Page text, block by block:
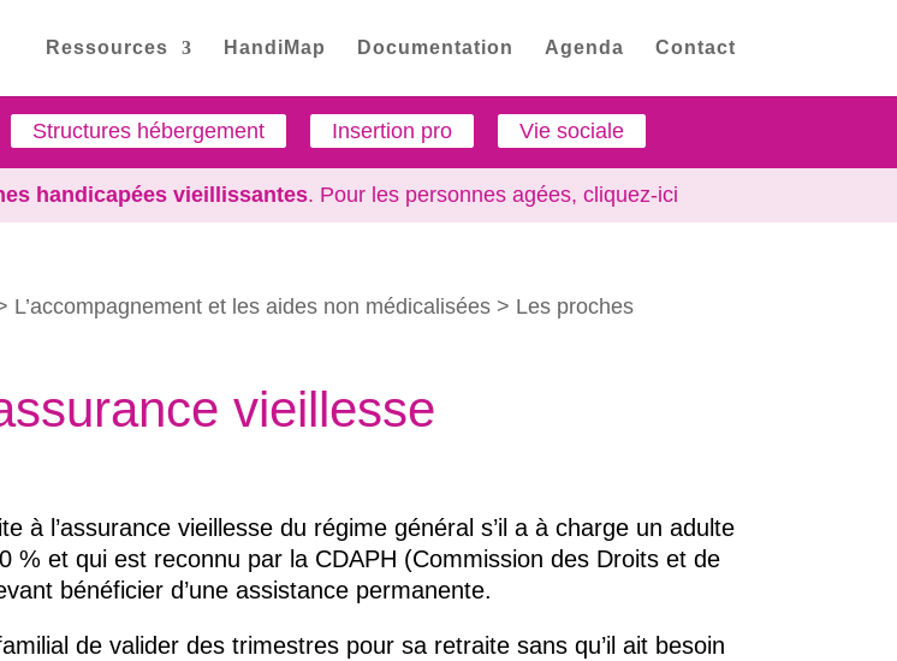
Ressources HandiMap Documentation Agenda Contact
Structures hébergement Insertion pro Vie sociale
handicapées vieillissantes. Pour les personnes agées, cliquez-ici
L’accompagnement et les aides non médicalisées
Les proches
vieillesse
à l’assurance vieillesse du régime général s’il a à charge un adulte
% et qui est reconnu par la CDAPH (Commission des Droits et de
bénéficier d’une assistance permanente.
de valider des trimestres pour sa retraite sans qu’il ait besoin